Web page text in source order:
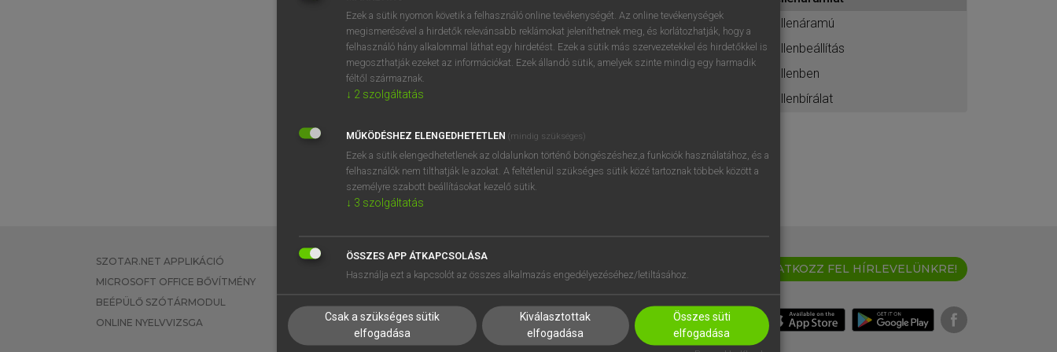
BELÉPÉS
próbaverziójának elindításához
regisztrálok ésbelépek.
REGISZTRÁCIÓ
ellenáramú
ellenbeállítás
ellenben
ellenbírálat
SZOTAR.NET APPLIKÁCIÓ
MICROSOFT OFFICE BŐVÍTMÉNY
BEÉPÜLŐ SZÓTÁRMODUL
ONLINE NYELVVIZSGA
EGYÉNI FELHASZNÁLÓKNAK
TANULÓKNAK
VÁLLALATI MEGOLDÁSOK
SÚGÓ
RÓLUNK
SÜTI BEÁLLÍTÁSOK
IRATKOZZ FEL HÍRLEVELÜNKRE!
Ezek a sütik nyomon követik a felhasználó online tevékenységét. Az online tevékenységek
megismerésével a hirdetők relevánsabb reklámokat jeleníthetnek meg, és korlátozhatják, hogy a
felhasználó hány alkalommal láthat egy hirdetést. Ezek a sütik más szervezetekkel és hirdetőkkel is
megoszthatják ezeket az információkat. Ezek állandó sütik, amelyek szinte mindig egy harmadik
féltől származnak.
↓ 2 szolgáltatás
MŰKÖDÉSHEZ ELENGEDHETETLEN (mindig szükséges)
Ezek a sütik elengedhetetlenek az oldalunkon történő böngészéshez,a funkciók használatához, és a
felhasználók nem tilthatják le azokat. A feltétlenül szükséges sütik közé tartoznak többek között a
személyre szabott beállításokat kezelő sütik.
↓ 3 szolgáltatás
ÖSSZES APP ÁTKAPCSOLÁSA
Használja ezt a kapcsolót az összes alkalmazás engedélyezéséhez/letiltásához.
Csak a szükséges sütik
elfogadása
Kiválasztottak
elfogadása
Összes süti
elfogadása